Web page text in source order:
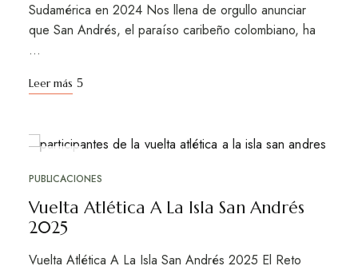
Sudamérica en 2024 Nos llena de orgullo anunciar
que San Andrés, el paraíso caribeño colombiano, ha
…
Leer más
28
PUBLICACIONES
Vuelta Atlética A La Isla San Andrés
2025
Vuelta Atlética A La Isla San Andrés 2025 El Reto